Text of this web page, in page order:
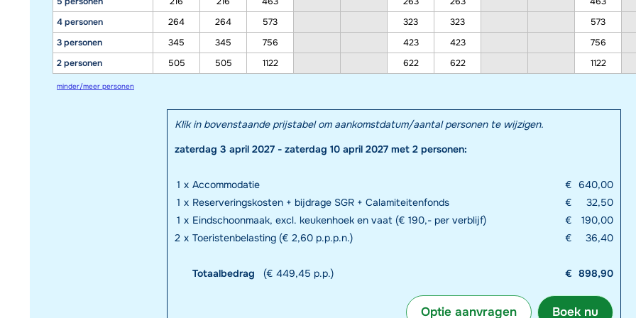
4 personen
3 personen
2 personen
264
264 573 323 323 573
345
345 756 423 423 756
505
505 1122 622 622 1122
minder/meer personen
Klik in bovenstaande prijstabel om aankomstdatum/aantal personen te wijzigen.
zaterdag 3 april 2027 - zaterdag 10 april 2027 met 2 personen:
1 x Accommodatie € 640,00
1 x Reserveringskosten + bijdrage SGR + Calamiteitenfonds €
32,50
1 x Eindschoonmaak, excl. keukenhoek en vaat (€ 190,- per verblijf) €
190,00
2 x Toeristenbelasting (€ 2,60 p.p.p.n.) € 36,40
Totaalbedrag (€ 449,45 p.p.) € 898,90
Boek nu
Optie aanvragen